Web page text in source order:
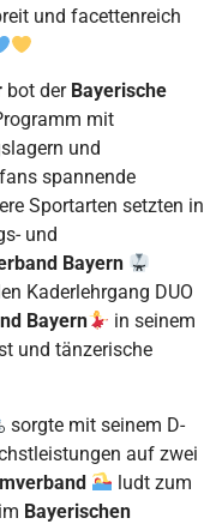
und facettenreich
bot der Bayerische
mit
und
spannende
Sportarten setzten in
und
Bayern
Kaderlehrgang DUO
Bayern
in seinem
und tänzerische
sorgte mit seinem D-
auf zwei
ludt zum
Bayerischen